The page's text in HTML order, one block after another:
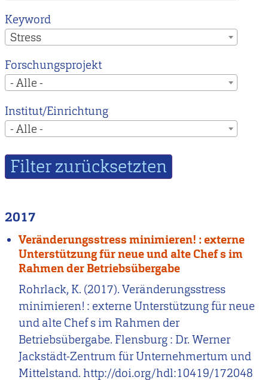
Keyword
Stress
Forschungsprojekt
- Alle -
Institut/Einrichtung
- Alle -
2017
Veränderungsstress minimieren! : externe
Unterstützung für neue und alte Chef s im
Rahmen der Betriebsübergabe
Rohrlack, K. (2017). Veränderungsstress
minimieren! : externe Unterstützung für neue
und alte Chef s im Rahmen der
Betriebsübergabe. Flensburg : Dr. Werner
Jackstädt-Zentrum für Unternehmertum und
Mittelstand. http://doi.org/hdl:10419/172048